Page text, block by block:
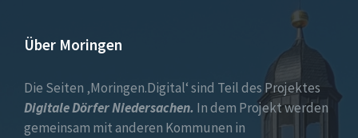
Über Moringen
Die Seiten ‚Moringen.Digital‘ sind Teil des Projektes
Digitale Dörfer Niedersachen. In dem Projekt werden
gemeinsam mit anderen Kommunen in